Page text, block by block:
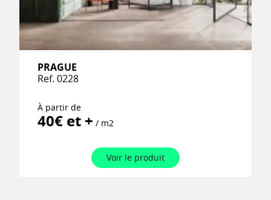
PRAGUE
Ref. 0228
À partir de
40€ et + / m2
Voir le produit